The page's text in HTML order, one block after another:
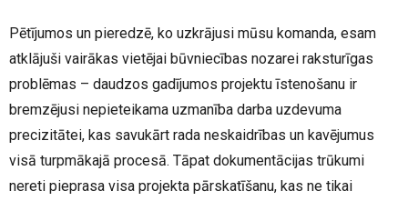
Pētījumos un pieredzē, ko uzkrājusi mūsu komanda, esam
atklājuši vairākas vietējai būvniecības nozarei raksturīgas
problēmas – daudzos gadījumos projektu īstenošanu ir
bremzējusi nepieteikama uzmanība darba uzdevuma
precizitātei, kas savukārt rada neskaidrības un kavējumus
visā turpmākajā procesā. Tāpat dokumentācijas trūkumi
nereti pieprasa visa projekta pārskatīšanu, kas ne tikai